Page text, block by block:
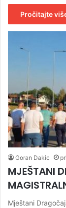
Pročitajte
Goran Dakic
MJEŠTANI
Mještani